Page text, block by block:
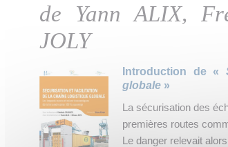
de Yann ALIX,
JOLY
Introduction de «
globale »
La sécurisation des
premières routes
Le danger relevait